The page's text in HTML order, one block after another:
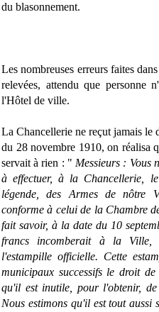
du blasonnement.
Les nombreuses erreurs faites
relevées, attendu que personne
l'Hôtel de ville.
La Chancellerie ne reçut jamais le
du 28 novembre 1910, on réalisa
servait à rien : " Messieurs : Vous
à effectuer, à la Chancellerie,
légende, des Armes de nôtre
conforme à celui de la Chambre
fait savoir, à la date du 10
francs incomberait à la Ville,
l'estampille officielle. Cette
municipaux successifs le droit
qu'il est inutile, pour l'obtenir,
Nous estimons qu'il est tout aussi